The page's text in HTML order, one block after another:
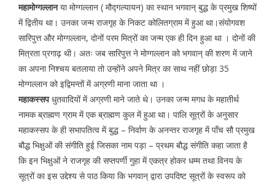
महामोग्गल्लानया मोग्गल्लान ( मौद्गल्यायन) का स्थान भगवान् बुद्ध के प्रमुख शिष्यों
में द्वितीय था। उनका जन्म राजगृह के निकट कोलितग्राम में हुआ था।संयोगवश
सारिपुत्त और मोग्गल्लान, दोनों परम मित्रों का जन्म एक ही दिन हुआ था । दोनों की
मित्रता प्रगाढ़ थी। अतः जब सारिपुत्त ने मोग्गल्लान को भगवान् की शरण में जाने
का अपना निश्चय बतलाया तो उन्होंने अपने मित्र का साथ नहीं छोड़ा 35
मोग्गल्लान को इद्विमन्तों में अग्रणी माना जाता था ।
महाकस्सपधुतवादियों में अग्रणी माने जाते थे। उनका जन्म मगध के महातीर्थ
नामक ब्राह्मण ग्राम में एक ब्राह्मण कुल में हुआ था। पालि सूत्रों के अनुसार
महाकस्सप के ही सभापतित्व में बुद्ध – निर्वाण के अनन्तर राजगृह में पाँच सौ प्रमुख
बौद्ध भिक्षुओं की संगीति हुई जिसका नाम पड़ा – प्रथम बौद्ध संगीति कहा जाता है
कि इन भिक्षुओं ने राजगृह की सप्तपर्णी गुहा में एकत्र होकर धम्म तथा विनय के
सूत्रों का इस उद्देश्य से पाठ किया कि भगवान् द्वारा उपदिष्ट सूत्रों के स्वरूप को